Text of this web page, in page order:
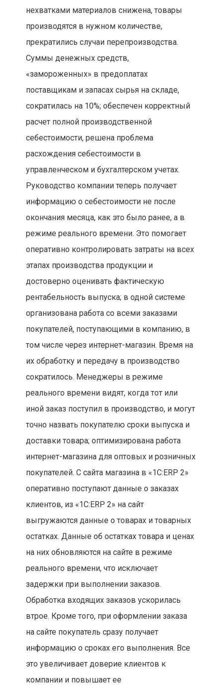
нехватками материалов снижена, товары
производятся в нужном количестве,
прекратились случаи перепроизводства.
Суммы денежных средств,
«замороженных» в предоплатах
поставщикам и запасах сырья на складе,
сократилась на 10%; обеспечен корректный
расчет полной производственной
себестоимости, решена проблема
расхождения себестоимости в
управленческом и бухгалтерском учетах.
Руководство компании теперь получает
информацию о себестоимости не после
окончания месяца, как это было ранее, а в
режиме реального времени. Это помогает
оперативно контролировать затраты на всех
этапах производства продукции и
достоверно оценивать фактическую
рентабельность выпуска; в одной системе
организована работа со всеми заказами
покупателей, поступающими в компанию, в
том числе через интернет-магазин. Время на
их обработку и передачу в производство
сократилось. Менеджеры в режиме
реального времени видят, когда тот или
иной заказ поступил в производство, и могут
точно назвать покупателю сроки выпуска и
доставки товара; оптимизирована работа
интернет-магазина для оптовых и розничных
покупателей. С сайта магазина в «1С:ERP 2»
оперативно поступают данные о заказах
клиентов, из «1С:ERP 2» на сайт
выгружаются данные о товарах и товарных
остатках. Данные об остатках товара и ценах
на них обновляются на сайте в режиме
реального времени, что исключает
задержки при выполнении заказов.
Обработка входящих заказов ускорилась
втрое. Кроме того, при оформлении заказа
на сайте покупатель сразу получает
информацию о сроках его выполнения. Все
это увеличивает доверие клиентов к
компании и повышает ее